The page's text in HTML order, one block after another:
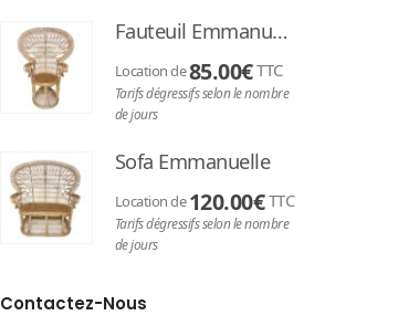
Fauteuil Emmanuelle
Location de85.00€TTC
Tarifs dégressifs selon le nombre
de jours
Sofa Emmanuelle
Location de120.00€TTC
Tarifs dégressifs selon le nombre
de jours
Contactez-Nous